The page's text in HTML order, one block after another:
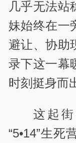
几乎无法站
妹始终在一
避让、协助
录下这一幕
时刻挺身而
这起
“5•14”生